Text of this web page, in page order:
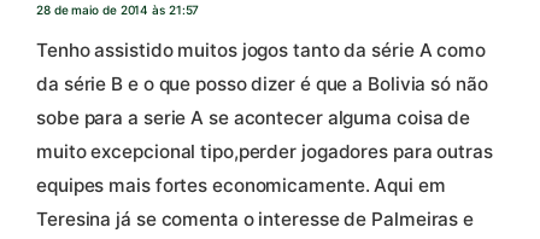
28 de maio de 2014 às 21:57
Tenho assistido muitos jogos tanto da série A como
da série B e o que posso dizer é que a Bolivia só não
sobe para a serie A se acontecer alguma coisa de
muito excepcional tipo,perder jogadores para outras
equipes mais fortes economicamente. Aqui em
Teresina já se comenta o interesse de Palmeiras e